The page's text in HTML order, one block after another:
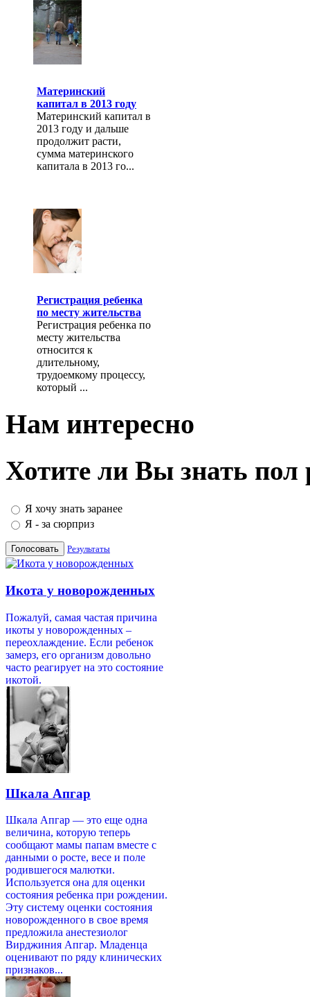
Материнский
капитал в 2013 году
Материнский капитал в
2013 году и дальше
продолжит расти,
сумма материнского
капитала в 2013 го...
Регистрация ребенка
по месту жительства
Регистрация ребенка по
месту жительства
относится к
длительному,
трудоемкому процессу,
который ...
Нам интересно
Хотите ли Вы знать
Я хочу знать заранее
Я - за сюрприз
Результаты
Икота у новорожденных
Пожалуй, самая частая причина
икоты у новорожденных –
переохлаждение. Если ребенок
замерз, его организм довольно
часто реагирует на это состояние
икотой.
Шкала Апгар
Шкала Апгар — это еще одна
величина, которую теперь
сообщают мамы папам вместе с
данными о росте, весе и поле
родившегося малютки.
Используется она для оценки
состояния ребенка при рождении.
Эту систему оценки состояния
новорожденного в свое время
предложила анестезиолог
Вирджиния Апгар. Младенца
оценивают по ряду клинических
признаков...